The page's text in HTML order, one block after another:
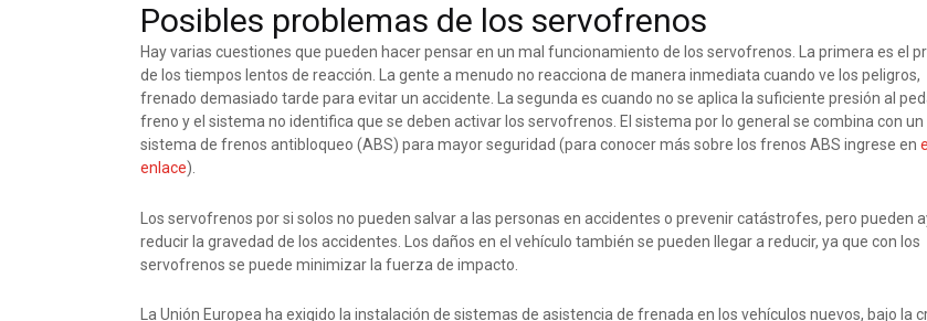
Posibles problemas de los servofrenos
Hay varias cuestiones que pueden hacer pensar en un mal funcionamiento de los servofrenos. La primera es el
de los tiempos lentos de reacción. La gente a menudo no reacciona de manera inmediata cuando ve los peligros,
frenado demasiado tarde para evitar un accidente. La segunda es cuando no se aplica la suficiente presión al
freno y el sistema no identifica que se deben activar los servofrenos. El sistema por lo general se combina con un
sistema de frenos antibloqueo (ABS) para mayor seguridad (para conocer más sobre los frenos ABS ingrese en
enlace).
Los servofrenos por si solos no pueden salvar a las personas en accidentes o prevenir catástrofes, pero pueden
reducir la gravedad de los accidentes. Los daños en el vehículo también se pueden llegar a reducir, ya que con los
servofrenos se puede minimizar la fuerza de impacto.
La Unión Europea ha exigido la instalación de sistemas de asistencia de frenada en los vehículos nuevos, bajo la